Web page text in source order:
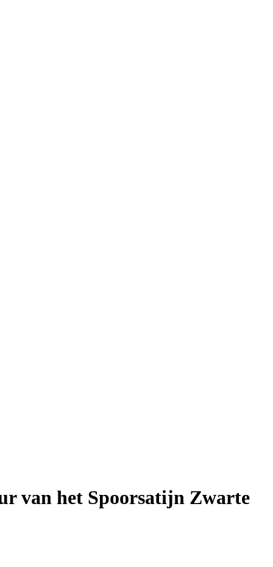
van het Spoorsatijn Zwarte